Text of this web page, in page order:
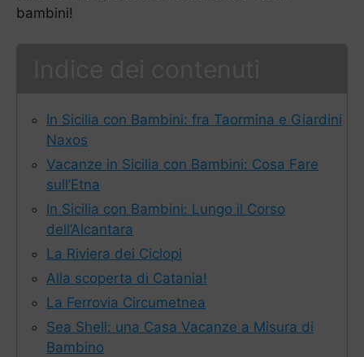
bambini!
In Sicilia con Bambini: fra Taormina e Giardini
Naxos
Vacanze in Sicilia con Bambini: Cosa Fare
sull’Etna
In Sicilia con Bambini: Lungo il Corso
dell’Alcantara
La Riviera dei Ciclopi
Alla scoperta di Catania!
La Ferrovia Circumetnea
Sea Shell: una Casa Vacanze a Misura di
Bambino